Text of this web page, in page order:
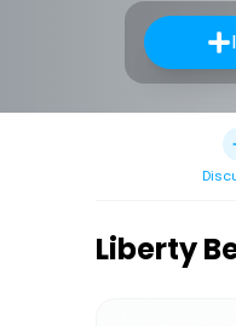
Liberty